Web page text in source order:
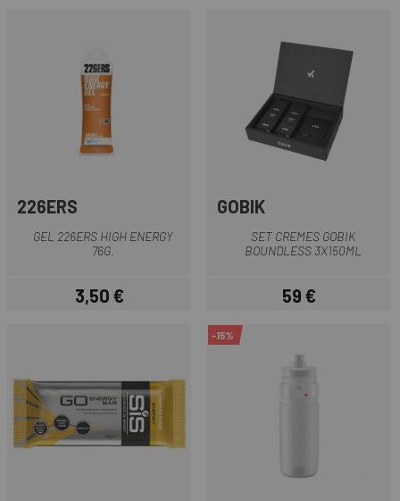
226ERS
GEL 226ERS HIGH ENERGY
76G.
Preu
3,50 €
GOBIK
SET CREMES GOBIK
BOUNDLESS 3X150ML
Preu
59 €
-15%